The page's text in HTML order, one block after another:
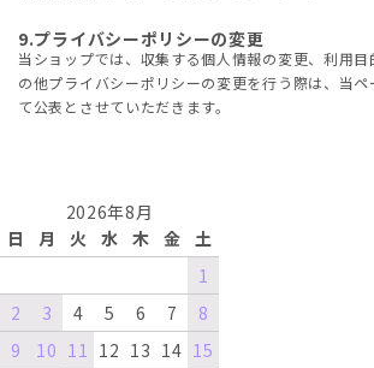
9.プライバシーポリシーの変更
当ショップでは、収集する個人情報の変更、利用
の他プライバシーポリシーの変更を行う際は、当ペ
て公表とさせていただきます。
2026年8月
日
月 火 水 木 金
土
1
2
3 4 5 6 7
8
9
10 11 12 13 14 15